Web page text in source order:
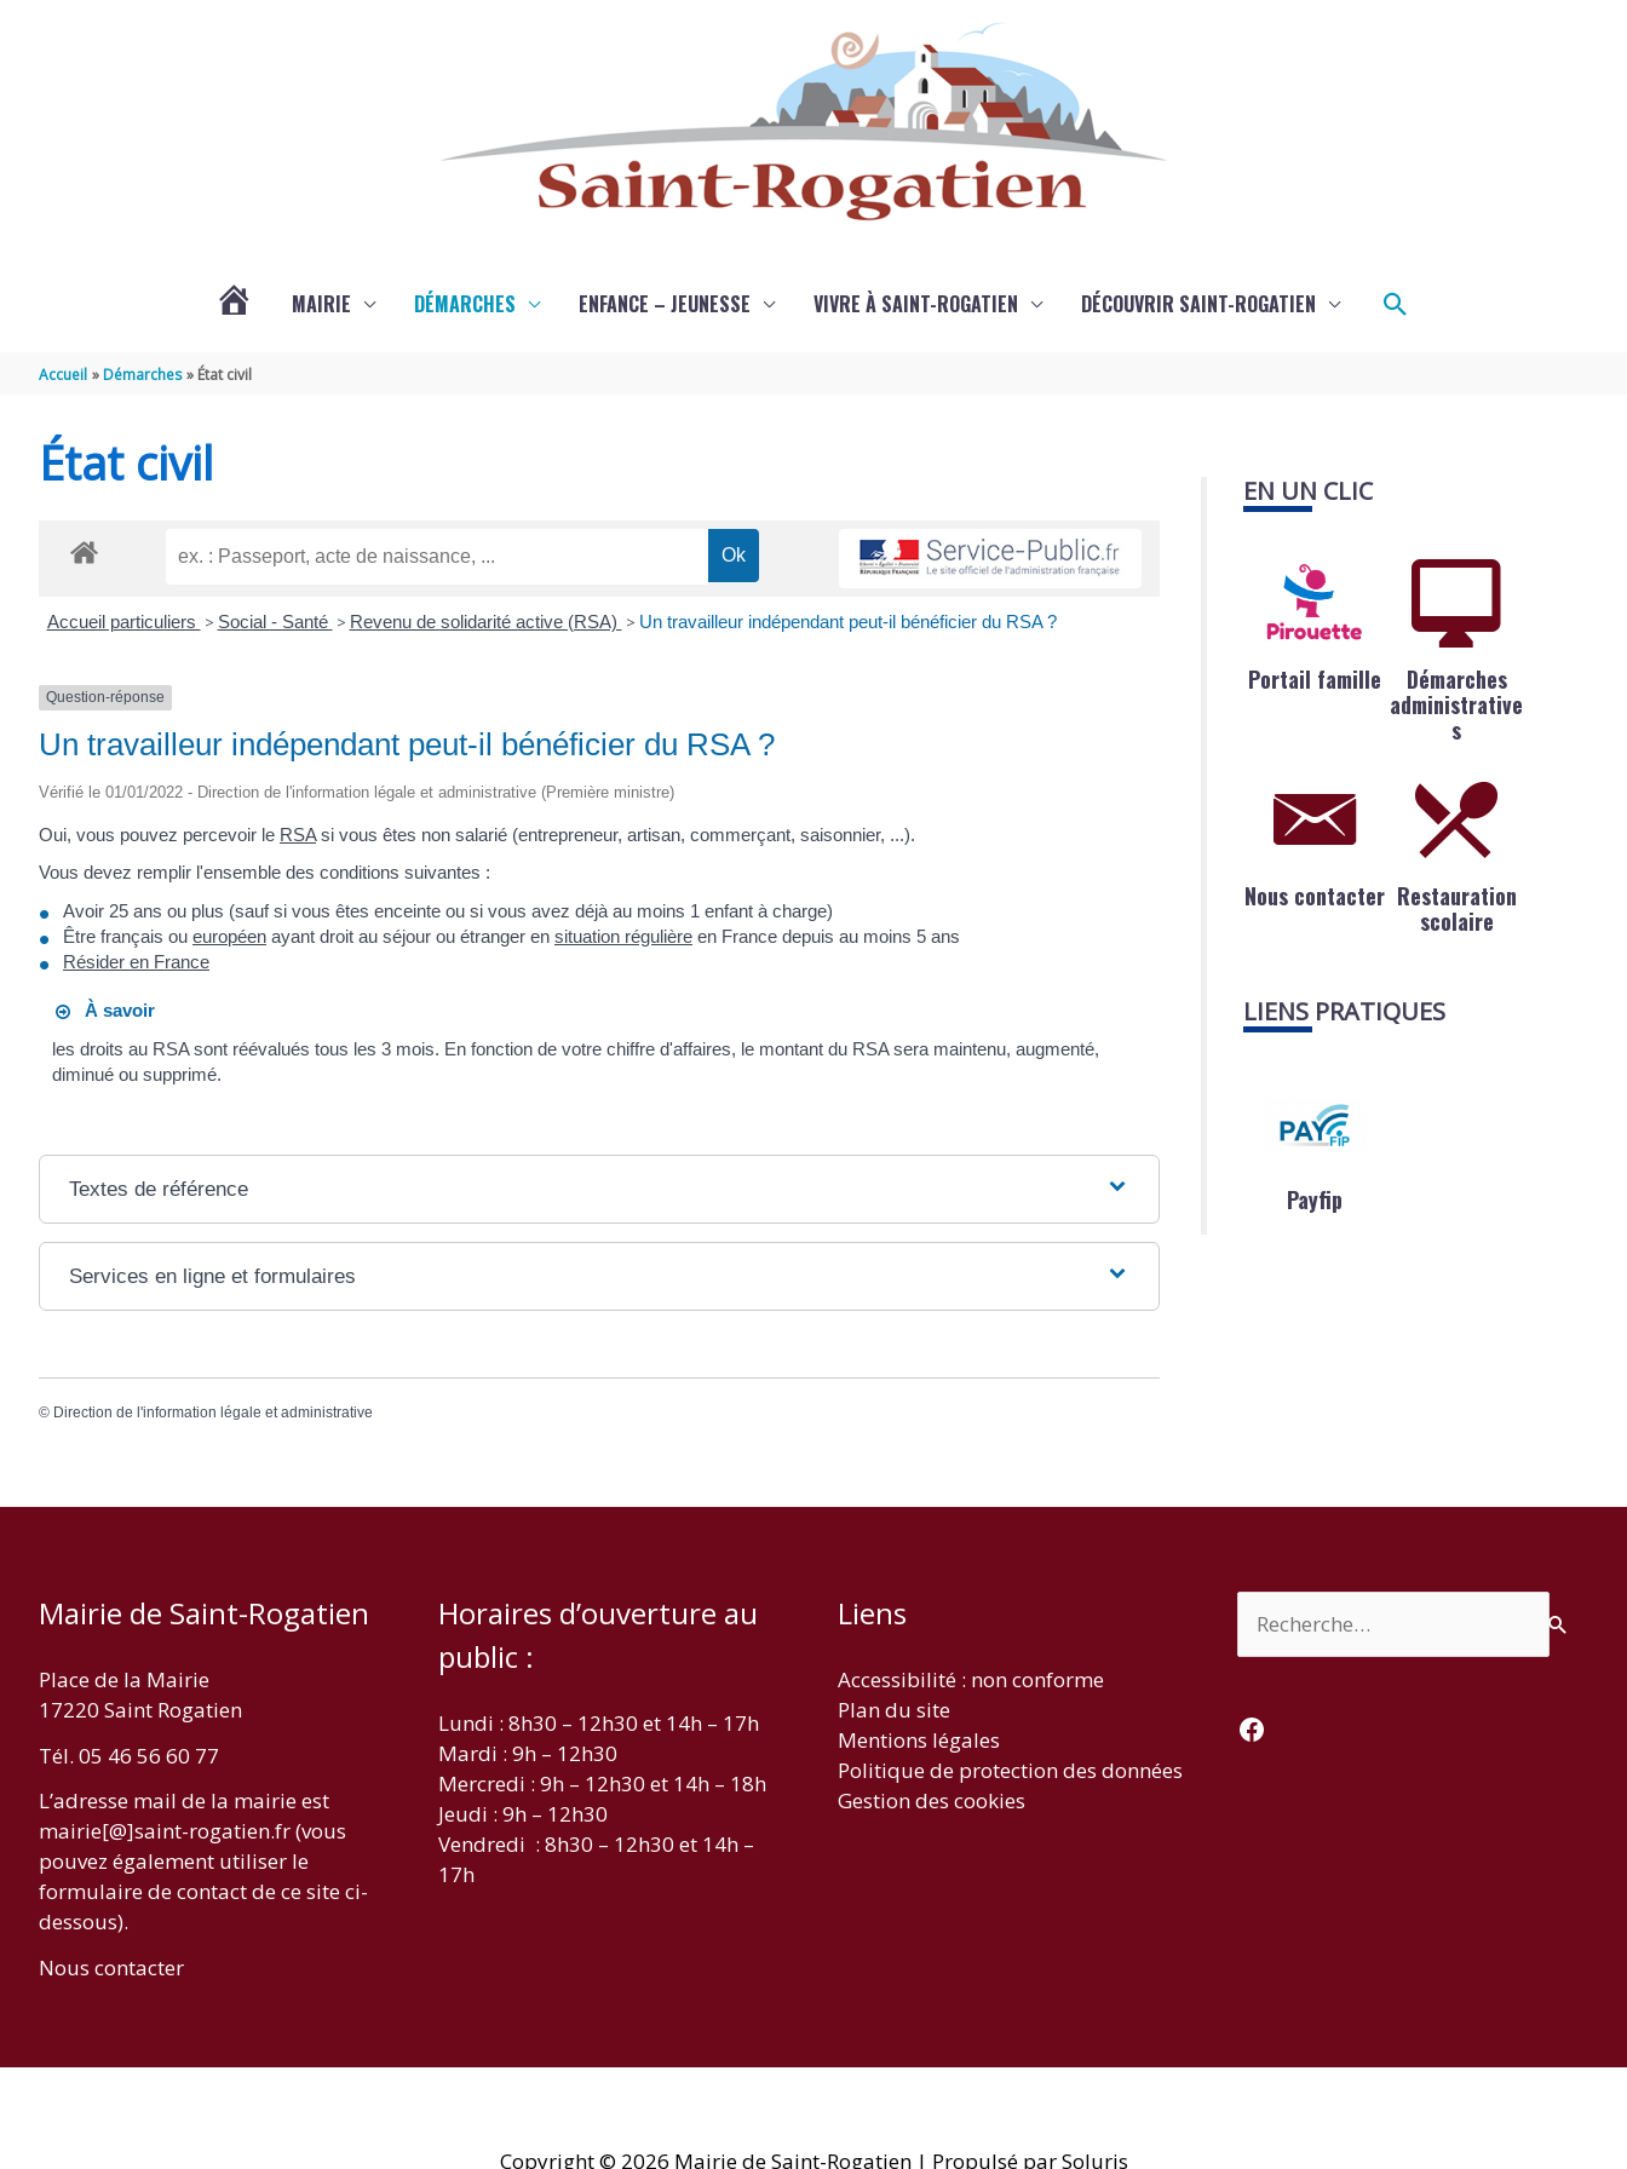
ROGATIEN
MAIRIE DÉMARCHES ENFANCE – JEUNESSE VIVRE À SAINT-ROGATIEN DÉCOUVRIR SAINT-ROGATIEN Rechercher
Accueil Démarches État civil
État civil
Accueil particuliers > Social - Santé > Revenu de solidarité active (RSA) > Un travailleur indépendant peut-il bénéficier du RSA ?
Question-réponse
Un travailleur indépendant peut-il bénéficier du RSA ?
Vérifié le 01/01/2022 - Direction de l'information légale et administrative (Première ministre)
Oui, vous pouvez percevoir le RSAsi vous êtes non salarié (entrepreneur, artisan, commerçant, saisonnier, ...).
Vous devez remplir l'ensemble des conditions suivantes :
Avoir 25 ans ou plus (sauf si vous êtes enceinte ou si vous avez déjà au moins 1 enfant à charge)
Être français ou européen ayant droit au séjour ou étranger en situation régulière en France depuis au moins 5 ans
Résider en France
À savoir
les droits au RSA sont réévalués tous les 3 mois. En fonction de votre chiffre d'affaires, le montant du RSA sera maintenu, augmenté,
diminué ou supprimé.
Textes de référence
Services en ligne et formulaires
© Direction de l'information légale et administrative
EN UN CLIC
Portail famille
Démarches
administrative
s
Nous contacter Restauration
scolaire
LIENS PRATIQUES
Payfip
Mairie de Saint-Rogatien
Place de la Mairie
17220 Saint Rogatien
Tél. 05 46 56 60 77
L’adresse mail de la mairie est
mairie[@]saint-rogatien.fr (vous
pouvez également utiliser le
formulaire de contact de ce site ci-
dessous).
Nous contacter
Horaires d’ouverture au
public :
Lundi : 8h30 – 12h30 et 14h – 17h
Mardi : 9h – 12h30
Mercredi : 9h – 12h30 et 14h – 18h
Jeudi : 9h – 12h30
Vendredi : 8h30 – 12h30 et 14h –
17h
Liens
Accessibilité : non conforme
Plan du site
Mentions légales
Politique de protection des données
Gestion des cookies
Facebook
Copyright © 2026 Mairie de Saint-Rogatien| Propulsé par Soluris